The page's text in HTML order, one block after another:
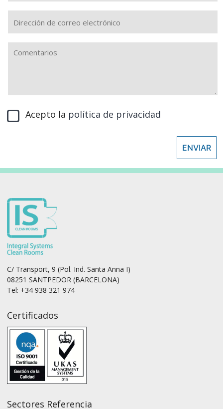
Acepto la política de privacidad
ENVIAR
C/ Transport, 9 (Pol. Ind. Santa Anna I)
08251 SANTPEDOR (BARCELONA)
Tel: +34 938 321 974
Certificados
Sectores Referencia